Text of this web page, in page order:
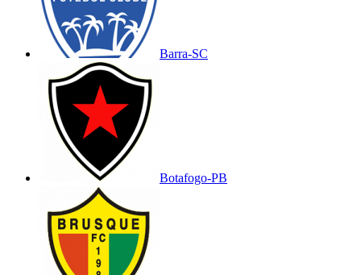
Barra-SC
Botafogo-PB